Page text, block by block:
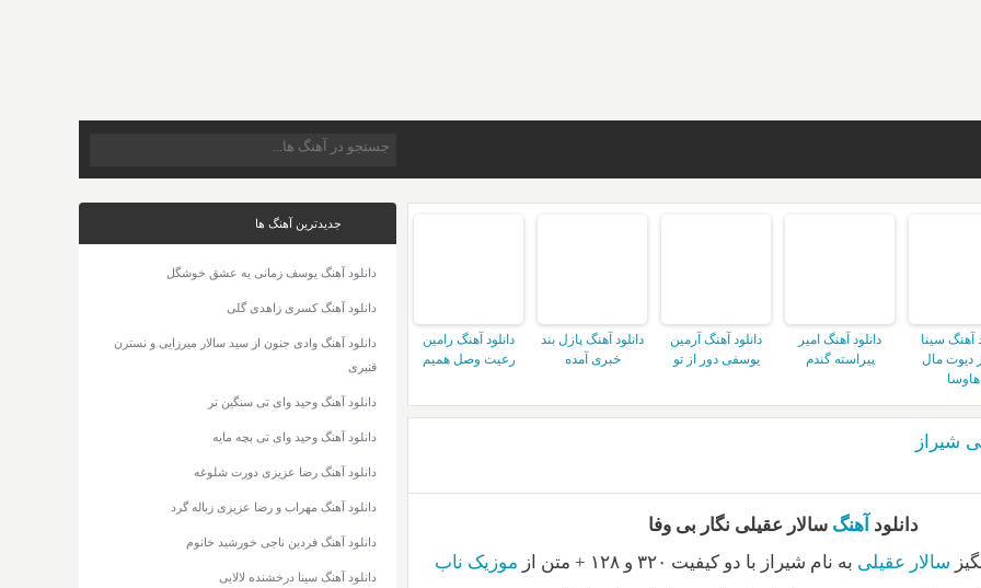
آهنگ سینا
دیوت مال
هاوسا
دانلود آهنگ امیر
پیراسته گندم
دانلود آهنگ آرمین
یوسفی دور از تو
دانلود آهنگ پازل بند
خبری آمده
دانلود آهنگ رامین
رعیت وصل همیم
شیراز
دانلود آهنگ سالار عقیلی نگار بی وفا
سالار عقیلی به نام شیراز با دو کیفیت ۳۲۰ و ۱۲۸ + متن از
موزیک ناب
جدیدترین آهنگ ها
دانلود آهنگ یوسف زمانی یه عشق خوشگل
دانلود آهنگ کسری زاهدی گلی
دانلود آهنگ وادی جنون از سید سالار میرزایی و نسترن
قنبری
دانلود آهنگ وحید وای تی سنگین تر
دانلود آهنگ وحید وای تی بچه مایه
دانلود آهنگ رضا عزیزی دورت شلوغه
دانلود آهنگ مهراب و رضا عزیزی زباله گرد
دانلود آهنگ فردین ناجی خورشید خانوم
دانلود آهنگ سینا درخشنده لالایی